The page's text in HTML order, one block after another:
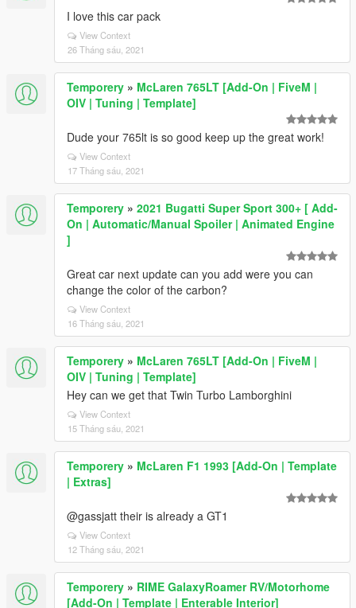
I love this car pack
View Context
26 Tháng sáu, 2021
Temporery » McLaren 765LT [Add-On | FiveM |
OIV | Tuning | Template]
Dude your 765lt is so good keep up the great work!
View Context
17 Tháng sáu, 2021
Temporery » 2021 Bugatti Super Sport 300+ [ Add-
On | Automatic/Manual Spoiler | Animated Engine
]
Great car next update can you add were you can
change the color of the carbon?
View Context
16 Tháng sáu, 2021
Temporery » McLaren 765LT [Add-On | FiveM |
OIV | Tuning | Template]
Hey can we get that Twin Turbo Lamborghini
View Context
15 Tháng sáu, 2021
Temporery » McLaren F1 1993 [Add-On | Template
| Extras]
@gassjatt their is already a GT1
View Context
12 Tháng sáu, 2021
Temporery » RIME GalaxyRoamer RV/Motorhome
[Add-On | Template | Enterable Interior]